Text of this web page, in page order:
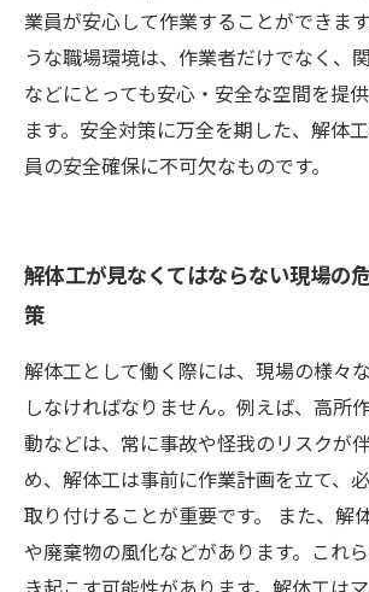
業員が安心して作業することができま
うな職場環境は、作業者だけでなく、
などにとっても安心・安全な空間を提
ます。安全対策に万全を期した、解体
員の安全確保に不可欠なものです。
解体工が見なくてはならない現場の
策
解体工として働く際には、現場の様々
しなければなりません。例えば、高所
動などは、常に事故や怪我のリスクが
め、解体工は事前に作業計画を立て、
取り付けることが重要です。 また、解
や廃棄物の風化などがあります。これ